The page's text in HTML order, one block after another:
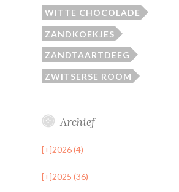
WITTE CHOCOLADE
ZANDKOEKJES
ZANDTAARTDEEG
ZWITSERSE ROOM
Archief
[+]2026 (4)
[+]2025 (36)